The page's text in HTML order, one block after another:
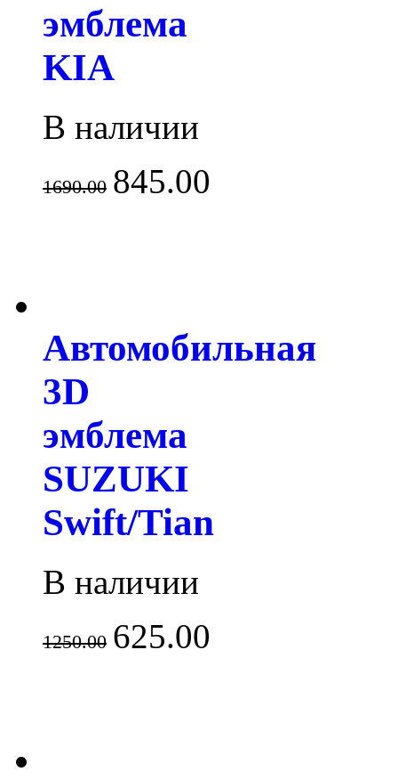
эмблема
KIA
В наличии
1690.00 845.00
Автомобильная
3D
эмблема
SUZUKI
Swift/Tian
В наличии
1250.00 625.00